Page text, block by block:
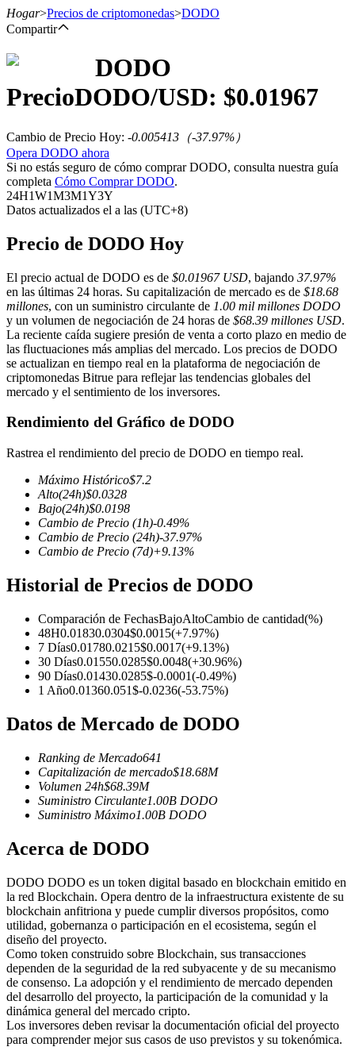
Futuros del USDT
Futuros COIN-M
Futuros de criptomonedas
TradFi
Derivados de acciones, divisas, metales preciosos y materias
primas
Futuros del USDC
Copiar Trading
Únete a los mejores traders
Hogar>Precios de criptomonedas>DODO
Compartir
DODO
PrecioDODO/USD: $0.01967
Cambio de Precio Hoy: -0.005413 （-37.97%）
Opera DODO ahora
Si no estás seguro de cómo comprar DODO, consulta nuestra guía
completa Cómo Comprar DODO.
24H1W1M3M1Y3Y
Datos actualizados el a las (UTC+8)
Precio de DODO Hoy
El precio actual de DODO es de $0.01967 USD, bajando 37.97%
en las últimas 24 horas. Su capitalización de mercado es de $18.68
millones, con un suministro circulante de 1.00 mil millones DODO
y un volumen de negociación de 24 horas de $68.39 millones USD.
La reciente caída sugiere presión de venta a corto plazo en medio de
las fluctuaciones más amplias del mercado. Los precios de DODO
se actualizan en tiempo real en la plataforma de negociación de
criptomonedas Bitrue para reflejar las tendencias globales del
mercado y el sentimiento de los inversores.
Rendimiento del Gráfico de DODO
Rastrea el rendimiento del precio de DODO en tiempo real.
Máximo Histórico$7.2
Alto(24h)$0.0328
Bajo(24h)$0.0198
Cambio de Precio (1h)-0.49%
Cambio de Precio (24h)-37.97%
Cambio de Precio (7d)+9.13%
Historial de Precios de DODO
Comparación de FechasBajoAltoCambio de cantidad(%)
48H0.01830.0304$0.0015(+7.97%)
7 Días0.01780.0215$0.0017(+9.13%)
30 Días0.01550.0285$0.0048(+30.96%)
90 Días0.01430.0285$-0.0001(-0.49%)
1 Año0.01360.051$-0.0236(-53.75%)
Datos de Mercado de DODO
Ranking de Mercado641
Capitalización de mercado$18.68M
Volumen 24h$68.39M
Suministro Circulante1.00B DODO
Suministro Máximo1.00B DODO
Acerca de DODO
DODO DODO es un token digital basado en blockchain emitido en
la red Blockchain. Opera dentro de la infraestructura existente de su
blockchain anfitriona y puede cumplir diversos propósitos, como
utilidad, gobernanza o participación en el ecosistema, según el
diseño del proyecto.
Como token construido sobre Blockchain, sus transacciones
dependen de la seguridad de la red subyacente y de su mecanismo
de consenso. La adopción y el rendimiento de mercado dependen
del desarrollo del proyecto, la participación de la comunidad y la
dinámica general del mercado cripto.
Los inversores deben revisar la documentación oficial del proyecto
para comprender mejor sus casos de uso previstos y su tokenómica.